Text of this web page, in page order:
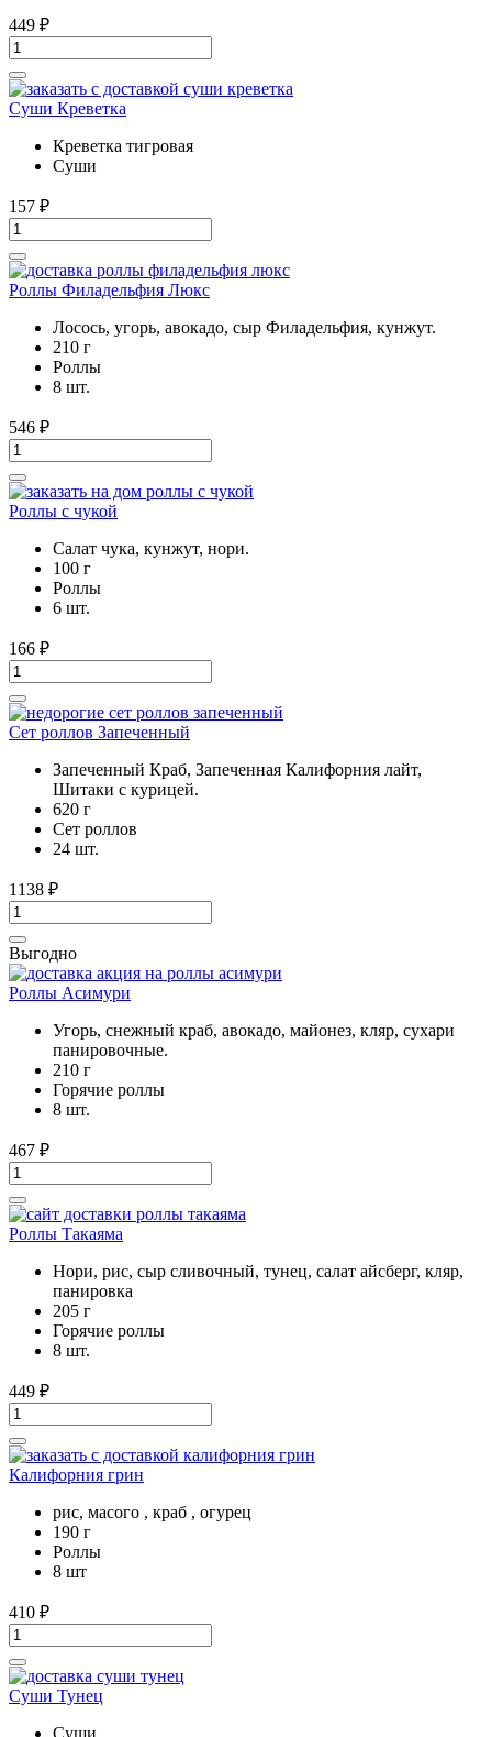
449 ₽
Суши Креветка
Креветка тигровая
Суши
157 ₽
Роллы Филадельфия Люкс
Лосось, угорь, авокадо, сыр Филадельфия, кунжут.
210 г
Роллы
8 шт.
546 ₽
Роллы с чукой
Салат чука, кунжут, нори.
100 г
Роллы
6 шт.
166 ₽
Сет роллов Запеченный
Запеченный Краб, Запеченная Калифорния лайт,
Шитаки с курицей.
620 г
Сет роллов
24 шт.
1138 ₽
Выгодно
Роллы Асимури
Угорь, снежный краб, авокадо, майонез, кляр, сухари
панировочные.
210 г
Горячие роллы
8 шт.
467 ₽
Роллы Такаяма
Нори, рис, сыр сливочный, тунец, салат айсберг, кляр,
панировка
205 г
Горячие роллы
8 шт.
449 ₽
Калифорния грин
рис, масого , краб , огурец
190 г
Роллы
8 шт
410 ₽
Суши Тунец
Суши